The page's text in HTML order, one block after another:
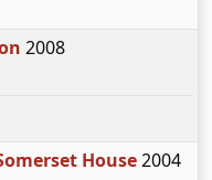
2008
House2004